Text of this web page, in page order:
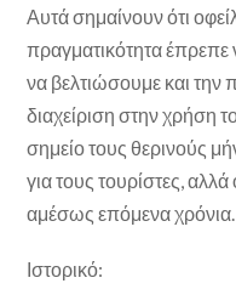
Αυτά σημαίνουν ότι
πραγματικότητα έπρεπε
να βελτιώσουμε και
διαχείριση στην χρήση
σημείο τους θερινούς
για τους τουρίστες,
αμέσως επόμενα χρόνια.
Ιστορικό: